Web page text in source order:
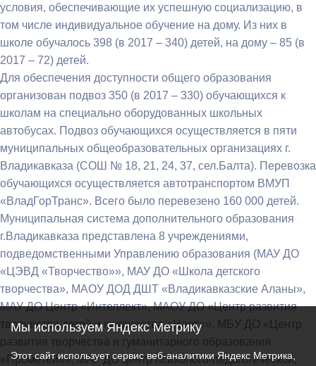
условия, обеспечивающие их успешную социализацию, в
том числе индивидуальное обучение на дому. Из них в
школе обучалось 398 (в 2017 – 340) детей, на дому – 85 (в
2017 – 72) детей.
Для обеспечения доступности общего образования
организован подвоз 350 (в 2017 – 330) обучающихся к
школам на специально оборудованных школьных
автобусах. Подвоз обучающихся осуществляется в пяти
муниципальных общеобразовательных организациях г.
Владикавказа (СОШ № 18, 21, 24, 37, сел.Балта). Перевозка
обучающихся осуществляется автотранспортом ВМУП
«ВладГорТранс». Всего было перевезено 160 000 детей.
Муниципальная система дополнительного образования
г.Владикавказа представлена 8 учреждениями,
подведомственными Управлению образования (МАУ ДО
«ЦЭВД «Творчество»», МАУ ДО «Школа детского
творчества», МАОУ ДОД ДШТ «Владикавказские Аланы»,
МАУ ДО Центр «Интеллект», МАОУ ДО «Центр развития
творчества детей и юношества «Нарт»», МБУ ДО «Центр
развития творчества и гуманитарного образования
«Прометей»», МАУ ДО центр психолого-педагогической,
Мы используем Яндекс Метрику
Этот сайт использует сервис веб-аналитики Яндекс Метрика,